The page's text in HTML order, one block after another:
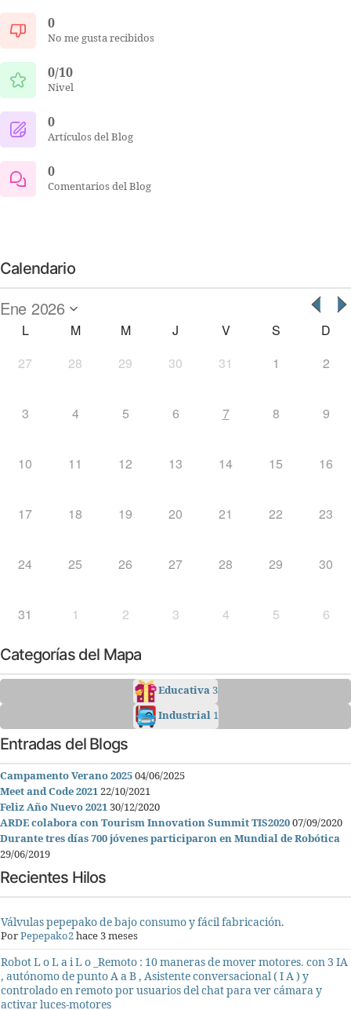
0
No me gusta recibidos
0/10
Nivel
0
Artículos del Blog
0
Comentarios del Blog
Calendario
L M M J V S
D
27
28 29 30 31 1 2
3 4 5 6 7 8 9
10 11 12 13 14 15 16
17 18 19 20 21 22 23
24 25 26 27 28 29 30
31 1 2 3 4 5 6
Categorías del Mapa
Educativa3
Industrial 1
Entradas del Blogs
Campamento Verano 202504/06/2025
Meet and Code 202122/10/2021
Feliz Año Nuevo 202130/12/2020
ARDE colabora con Tourism Innovation Summit TIS202007/09/2020
Durante tres días 700 jóvenes participaron en Mundial de Robótica
29/06/2019
Recientes Hilos
Válvulas pepepako de bajo consumo y fácil fabricación.
PorPepepako2hace 3 meses
Robot L o L a i L o _Remoto : 10 maneras de mover motores. con 3 IA
, autónomo de punto A a B , Asistente conversacional ( I A ) y
controlado en remoto por usuarios del chat para ver cámara y
activar luces-motores